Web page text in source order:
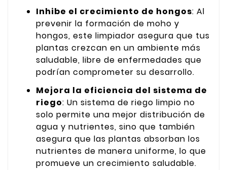
Inhibe el crecimiento de hongos: Al
prevenir la formación de moho y
hongos, este limpiador asegura que tus
plantas crezcan en un ambiente más
saludable, libre de enfermedades que
podrían comprometer su desarrollo.
Mejora la eficiencia del sistema de
riego: Un sistema de riego limpio no
solo permite una mejor distribución de
agua y nutrientes, sino que también
asegura que las plantas absorban los
nutrientes de manera uniforme, lo que
promueve un crecimiento saludable.